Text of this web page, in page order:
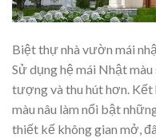
Biệt thự nhà vườn mái
Sử dụng hệ mái Nhật
tượng và thu hút hơn.
màu nâu làm nổi bật
thiết kế không gian mở,